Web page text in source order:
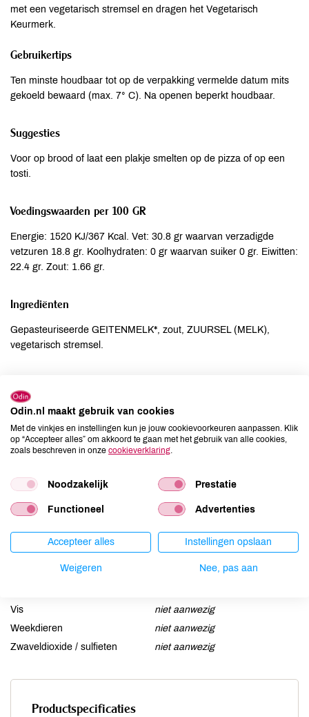
met een vegetarisch stremsel en dragen het Vegetarisch
Keurmerk.
Gebruikertips
Ten minste houdbaar tot op de verpakking vermelde datum mits
gekoeld bewaard (max. 7° C). Na openen beperkt houdbaar.
Suggesties
Voor op brood of laat een plakje smelten op de pizza of op een
tosti.
Voedingswaarden per 100 GR
Energie: 1520 KJ/367 Kcal. Vet: 30.8 gr waarvan verzadigde
vetzuren 18.8 gr. Koolhydraten: 0 gr waarvan suiker 0 gr. Eiwitten:
22.4 gr. Zout: 1.66 gr.
Ingrediënten
Gepasteuriseerde GEITENMELK*, zout, ZUURSEL (MELK),
vegetarisch stremsel.
Aardnoten
niet aanwezig
Ei
niet aanwezig
Gluten
niet aanwezig
Lupine
niet aanwezig
Mosterd
niet aanwezig
Schaaldieren
niet aanwezig
Selderij
niet aanwezig
niet aanwezig
Vis
niet aanwezig
Weekdieren
niet aanwezig
Zwaveldioxide / sulfieten
niet aanwezig
Productspecificaties
Odin.nl maakt gebruik van cookies
Met de vinkjes en instellingen kun je jouw cookievoorkeuren aanpassen. Klik
op “Accepteer alles” om akkoord te gaan met het gebruik van alle cookies,
zoals beschreven in onze cookieverklaring.
Noodzakelijk Prestatie
Functioneel Advertenties
Accepteer alles Instellingen opslaan
Weigeren Nee, pas aan